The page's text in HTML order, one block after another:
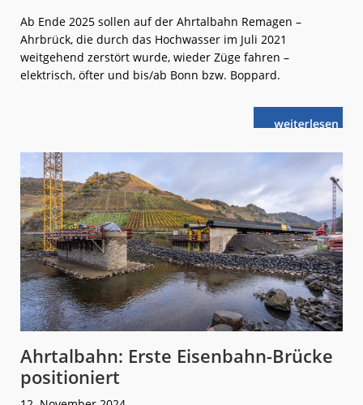
Ab Ende 2025 sollen auf der Ahrtalbahn Remagen –
Ahrbrück, die durch das Hochwasser im Juli 2021
weitgehend zerstört wurde, wieder Züge fahren –
elektrisch, öfter und bis/ab Bonn bzw. Boppard.
weiterlese
nAhrtalbahn:
weiterer
Ahrtalbahn: Erste Eisenbahn-Brücke
positioniert